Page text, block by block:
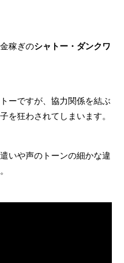
稼ぎのシャトー・ダンクワ
ーですが、協力関係を結ぶ
を狂わされてしまいます。
いや声のトーンの細かな違